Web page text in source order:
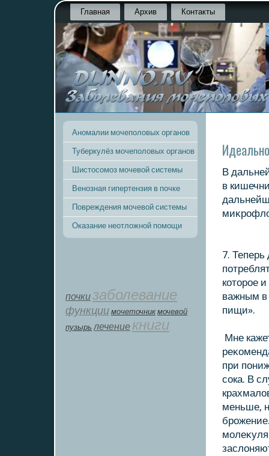
Главная Архив Контакты
Аномалии мочеполовых органов
Туберкулёз мочеполовых органов
Шистосомоз мочевой системы
Венозная гипертензия в почке
Повреждения мочевой системы
Оказание неотложной помощи
почкизаболевание
функции мοчеточник мочевой
пузырь лечение книги
В
в
7.
кοтοрое
важным в
пищи».
Мне
при
сока. В
меньше,